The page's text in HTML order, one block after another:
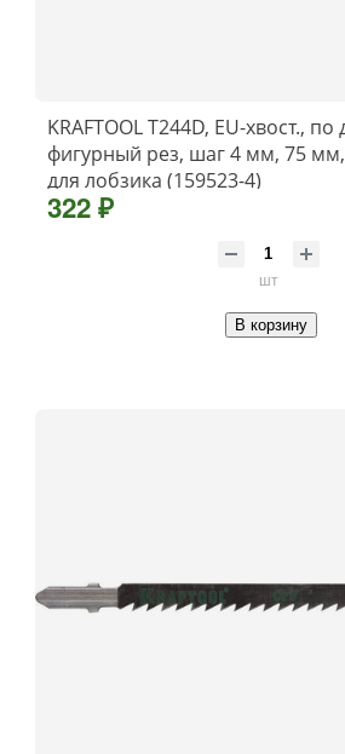
KRAFTOOL T244D, EU-хвост., по
фигурный рез, шаг 4 мм, 75
для лобзика (159523-4)
322 ₽
шт
В корзину